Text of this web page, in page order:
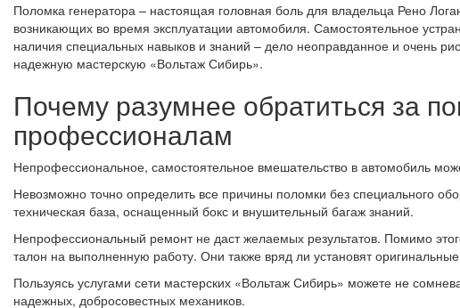
Поломка генератора – настоящая головная боль для владельца Рено
возникающих во время эксплуатации автомобиля. Самостоятельное
наличия специальных навыков и знаний – дело неоправданное и очень
надежную мастерскую «Вольтаж Сибирь».
Почему разумнее обратиться за
профессионалам
Непрофессиональное, самостоятельное вмешательство в автомобиль
Невозможно точно определить все причины поломки без специального
техническая база, оснащенный бокс и внушительный багаж знаний.
Непрофессиональный ремонт не даст желаемых результатов. Помимо
талон на выполненную работу. Они также вряд ли установят
Пользуясь услугами сети мастерских «Вольтаж Сибирь» можете не
надежных, добросовестных механиков.